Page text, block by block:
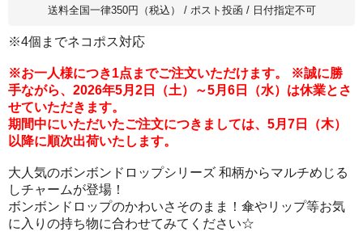
送料全国一律350円（税込） / ポスト投函 / 日付指定不可
※4個までネコポス対応
※お一人様につき1点までご注文いただけます。 ※誠に勝
手ながら、2026年5月2日（土）～5月6日（水）は休業とさ
せていただきます。
期間中にいただいたご注文につきましては、5月7日（木）
以降に順次出荷いたします。
大人気のボンボンドロップシリーズ 和柄からマルチめじる
しチャームが登場！
ボンボンドロップのかわいさそのまま！傘やリップ等お気
に入りの持ち物に合わせてみてください☆